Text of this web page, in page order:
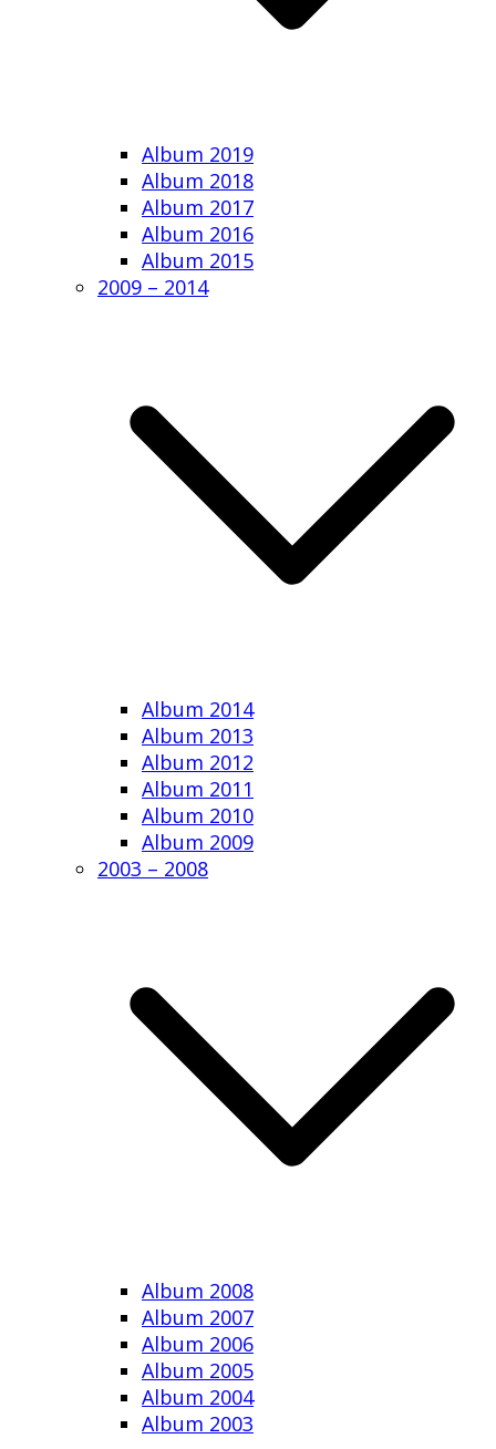
Album 2019
Album 2018
Album 2017
Album 2016
Album 2015
2009 – 2014
Album 2014
Album 2013
Album 2012
Album 2011
Album 2010
Album 2009
2003 – 2008
Album 2008
Album 2007
Album 2006
Album 2005
Album 2004
Album 2003